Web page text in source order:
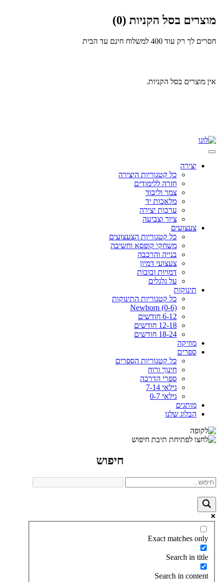
מוצרים בסל הקניות (0)
חסרים לך רק עוד 400 למשלוח חינם עד הבית
אין מוצרים בסל הקניות.
יצירה
כל קטגוריות היצירה
חזרה ללימודים
צמר וליבוד
מלאכות יד
ערכות יצירה
ציור וצביעה
צעצועים
כל קטגוריות הצעצועים
משחקי קופסא וחשיבה
בנייה והרכבה
צעצועי דמיון
דמויות ובובות
על גלגלים
תינוקות
כל קטגוריות התינוקות
Newborn (0-6)
6-12 חודשים
12-18 חודשים
18-24 חודשים
מוזיקה
ספרים
כל קטגוריות הספרים
חינוך ורוח
ספרי הדרכה
גילאי 7-14
גילאי 0-7
מותגים
הבלוג שלנו
חיפוש
Exact matches only
Search in title
Search in content